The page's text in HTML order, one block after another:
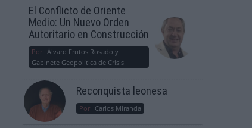
El Conflicto de Oriente
Medio: Un Nuevo Orden
Autoritario en Construcción
Por Álvaro Frutos Rosado y
Gabinete Geopolítica de Crisis
Reconquista leonesa
Por Carlos Miranda